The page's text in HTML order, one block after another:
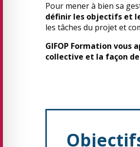
Pour mener à bien sa
définir les objectifs et
les tâches du projet et
GIFOP Formation vous
collective et la façon